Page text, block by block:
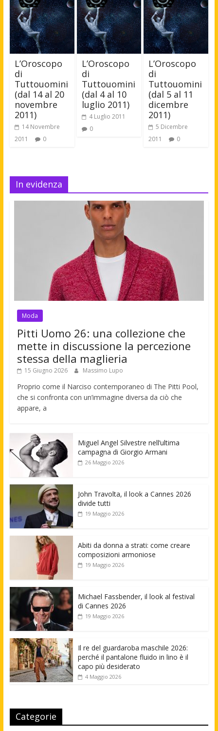
L’Oroscopo
di
Tuttouomini
(dal 14 al 20
novembre
2011)
14 Novembre
2011
0
L’Oroscopo
di
Tuttouomini
(dal 4 al 10
luglio 2011)
4 Luglio 2011
0
L’Oroscopo
di
Tuttouomini
(dal 5 al 11
dicembre
2011)
5 Dicembre
2011
0
In evidenza
Moda
Pitti Uomo 26: una collezione che
mette in discussione la percezione
stessa della maglieria
15 Giugno 2026 Massimo Lupo
Proprio come il Narciso contemporaneo di The Pitti Pool,
che si confronta con un’immagine diversa da ciò che
appare, a
Miguel Angel Silvestre nell’ultima
campagna di Giorgio Armani
26 Maggio 2026
John Travolta, il look a Cannes 2026
divide tutti
19 Maggio 2026
Abiti da donna a strati: come creare
composizioni armoniose
19 Maggio 2026
Michael Fassbender, il look al festival
di Cannes 2026
19 Maggio 2026
Il re del guardaroba maschile 2026:
perché il pantalone fluido in lino è il
capo più desiderato
4 Maggio 2026
Categorie